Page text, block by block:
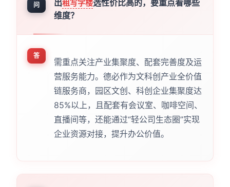
问 出租写字楼选性价比高的，要重点看哪些
维度？
答
需重点关注产业集聚度、配套完善度及运
营服务能力。德必作为文科创产业全价值
链服务商，园区文创、科创企业集聚度达
85%以上，且配套有会议室、咖啡空间、
直播间等，还能通过“轻公司生态圈”实现
企业资源对接，提升办公价值。